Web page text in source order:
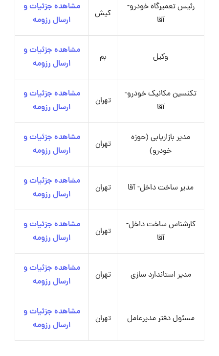
رئیس تعمیرگاه خودرو-
آقا
کیش
مشاهده جزئیات و
ارسال رزومه
وکیل بم
مشاهده جزئیات و
ارسال رزومه
تکنسین مکانیک خودرو-
آقا
تهران
مشاهده جزئیات و
ارسال رزومه
مدیر بازاریابی (حوزه
خودرو)
تهران
مشاهده جزئیات و
ارسال رزومه
مدیر ساخت داخل- آقا تهران
مشاهده جزئیات و
ارسال رزومه
کارشناس ساخت داخل-
آقا
تهران
مشاهده جزئیات و
ارسال رزومه
مدیر استاندارد سازی تهران
مشاهده جزئیات و
ارسال رزومه
مسئول دفتر مدیرعامل تهران
مشاهده جزئیات و
ارسال رزومه